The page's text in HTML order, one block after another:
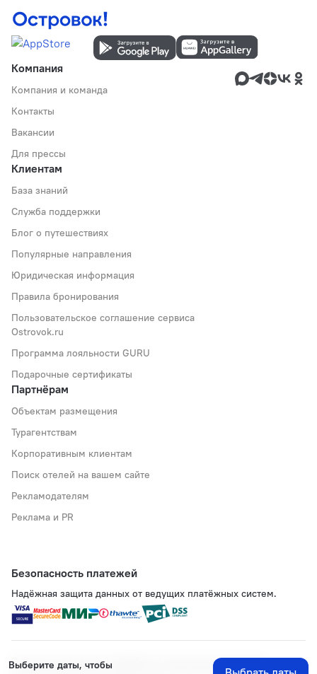
Выберите даты, чтобы
Компания
Компания и команда
Контакты
Вакансии
Для прессы
Клиентам
База знаний
Служба поддержки
Блог о путешествиях
Популярные направления
Юридическая информация
Правила бронирования
Пользовательское соглашение сервиса
Ostrovok.ru
Программа лояльности GURU
Подарочные сертификаты
Партнёрам
Объектам размещения
Турагентствам
Корпоративным клиентам
Поиск отелей на вашем сайте
Рекламодателям
Реклама и PR
Безопасность платежей
Надёжная защита данных от ведущих платёжных систем.
Политика хранения и обработки персональных данных